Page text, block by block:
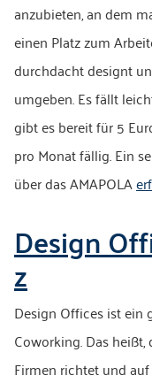
anzubieten, an dem
einen Platz zum
durchdacht designt
umgeben. Es fällt
gibt es bereit für 5
pro Monat fällig. Ein
über das AMAPOLA
Design
z
Design Offices ist ein
Coworking. Das
Firmen richtet und